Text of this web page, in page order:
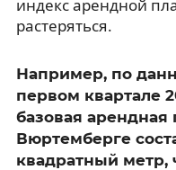
индекс арендной
растеряться.
Например, по
первом квартале
базовая арендная
Вюртемберге
квадратный метр,